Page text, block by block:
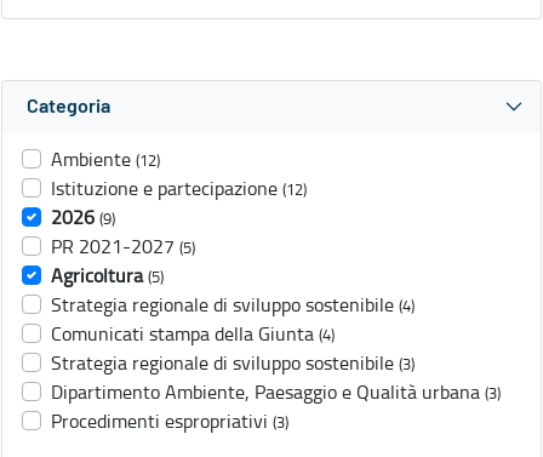
Categoria
Ambiente (12)
Istituzione e partecipazione (12)
2026 (9)
PR 2021-2027 (5)
Agricoltura (5)
Strategia regionale di sviluppo sostenibile (4)
Comunicati stampa della Giunta (4)
Strategia regionale di sviluppo sostenibile (3)
Dipartimento Ambiente, Paesaggio e Qualità urbana (3)
Procedimenti espropriativi (3)